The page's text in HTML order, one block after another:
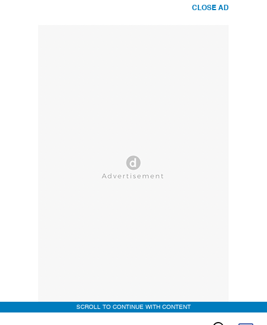
CLOSE AD
SCROLL TO CONTINUE WITH CONTENT